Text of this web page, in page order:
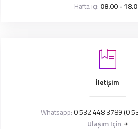
Hafta içi: 08.00 -
İletişim
Whatsapp: 0 532 448 3789 (0
Ulaşım Için